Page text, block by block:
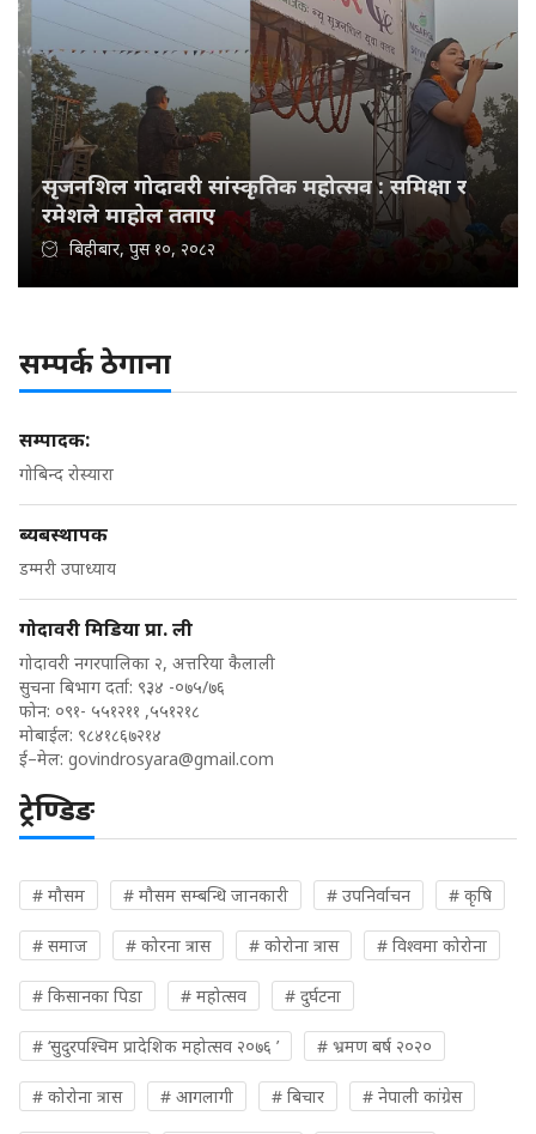
सृजनशिल गोदावरी सांस्कृतिक महोत्सव : समिक्षा र
रमेशले माहोल तताए
बिहीबार, पुस १०, २०८२
सम्पर्क ठेगाना
सम्पादक:
गोबिन्द रोस्यारा
ब्यबस्थापक
डम्मरी उपाध्याय
गोदावरी मिडिया प्रा. ली
गोदावरी नगरपालिका २, अत्तरिया कैलाली
सुचना बिभाग दर्ता: ९३४ -०७५/७६
फोन: ०९१- ५५१२११ ,५५१२१८
मोबाईल: ९८४१८६७२१४
ई–मेल: govindrosyara@gmail.com
ट्रेण्डिङ
# मौसम # मौसम सम्बन्धि जानकारी # उपनिर्वाचन # कृषि
# समाज # कोरना त्रास # कोरोना त्रास # विश्वमा कोरोना
# किसानका पिडा # महोत्सव # दुर्घटना
# ‘सुदुरपश्चिम प्रादेशिक महोत्सव २०७६ ’ # भ्रमण बर्ष २०२०
# कोरोना त्रास # आगलागी # बिचार # नेपाली कांग्रेस